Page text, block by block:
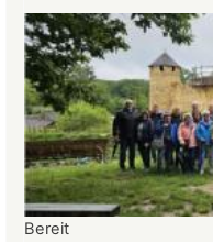
26.03.2025
Bereit